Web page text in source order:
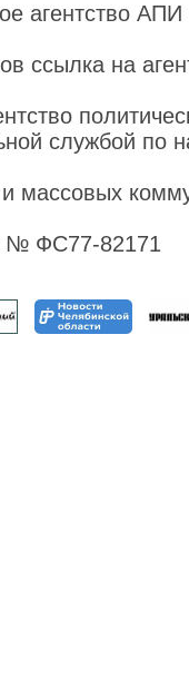
агентство
ссылка на
службой по
массовых
№ ФС77-82171